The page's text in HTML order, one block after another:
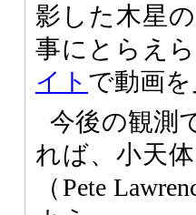
影した木星
事にとらえ
イト で動画
今後の観測
れば、小天
（Pete